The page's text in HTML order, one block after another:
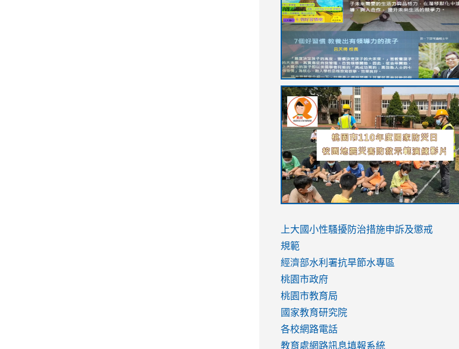
usp=sharing
link
to
https://sites.google.com/stes.tyc.edu.tw/
link
to
https://drive.google.com/file/d/
usp=sharing
link
to
https://youtu.be/jJOMVWY3-
8M
link
to
https://drive.google.com/file/d/
usp=sharing
to
https://www.youtube.com/watch?
v=hC_gdZndU9s
to
https://www.youtube.com/watch?
v=hC_gdZndU9s
link
to
https://www.youtube.com/watch?
v=mfpNykQ0g4M
上大國小性騷擾防治措施申訴及懲戒
規範
經濟部水利署抗旱節水專區
桃園市政府
桃園市教育局
國家教育研究院
各校網路電話
教育處網路訊息填報系統